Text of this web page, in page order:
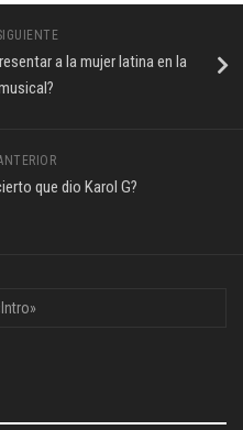
a la mujer latina en la
que dio Karol G?